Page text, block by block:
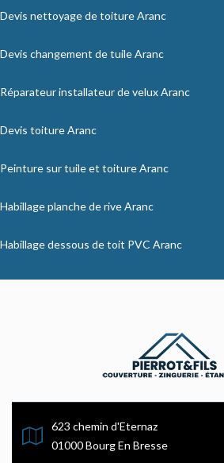
Devis nettoyage de toiture Aranc
Devis changement de tuile Aranc
Réparateur installateur de velux Aranc
Devis toiture Aranc
Peinture sur tuile et toiture Aranc
Habillage planche de rive Aranc
Habillage dessous de toit PVC Aranc
623 chemin d'Eternaz
01000 Bourg En Bresse